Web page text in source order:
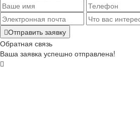
Отправить заявку
Обратная связь
Ваша заявка успешно отправлена!